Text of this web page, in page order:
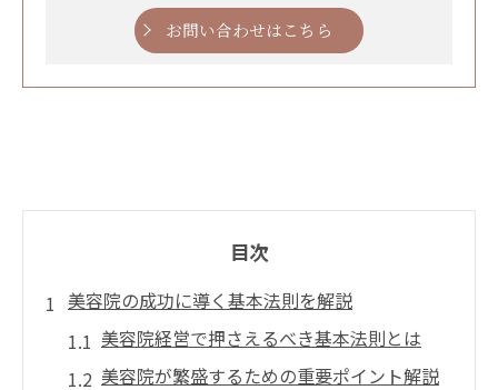
お問い合わせはこちら
目次
美容院の成功に導く基本法則を解説
美容院経営で押さえるべき基本法則とは
美容院が繁盛するための重要ポイント解説